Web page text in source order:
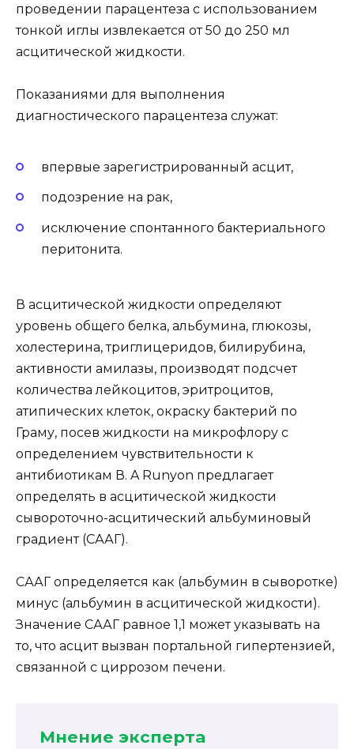
проведении парацентеза с использованием
тонкой иглы извлекается от 50 до 250 мл
асцитической жидкости.
Показаниями для выполнения
диагностического парацентеза служат:
впервые зарегистрированный асцит,
подозрение на рак,
исключение спонтанного бактериального
перитонита.
В асцитической жидкости определяют
уровень общего белка, альбумина, глюкозы,
холестерина, триглицеридов, билирубина,
активности амилазы, производят подсчет
количества лейкоцитов, эритроцитов,
атипических клеток, окраску бактерий по
Граму, посев жидкости на микрофлору с
определением чувствительности к
антибиотикам В. A Runyon предлагает
определять в асцитической жидкости
сывороточно-асцитический альбуминовый
градиент (СААГ).
СААГ определяется как (альбумин в сыворотке)
минус (альбумин в асцитической жидкости).
Значение СААГ равное 1,1 может указывать на
то, что асцит вызван портальной гипертензией,
связанной с циррозом печени.
Мнение эксперта